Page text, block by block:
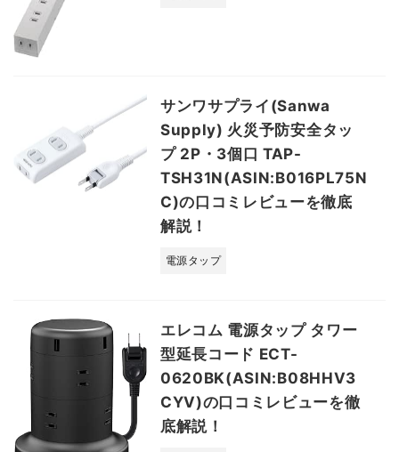
サンワサプライ(Sanwa
Supply) 火災予防安全タッ
プ 2P・3個口 TAP-
TSH31N(ASIN:B016PL75N
C)の口コミレビューを徹底
解説！
電源タップ
エレコム 電源タップ タワー
型延長コード ECT-
0620BK(ASIN:B08HHV3
CYV)の口コミレビューを徹
底解説！